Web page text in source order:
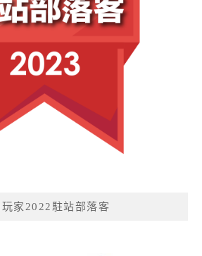
玩家2022駐站部落客